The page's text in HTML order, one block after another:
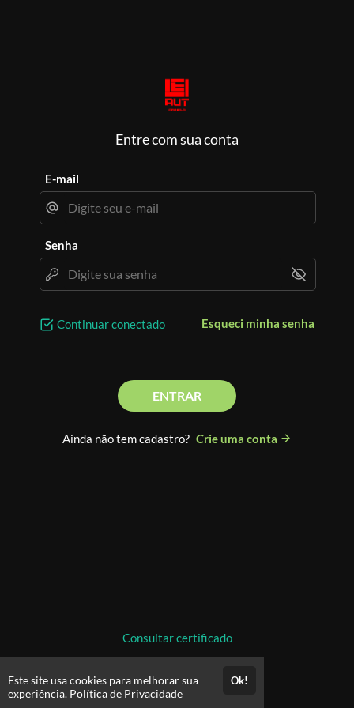
Entre com sua conta
E-mail
Senha
Continuar conectado Esqueci minha senha
ENTRAR
Ainda não tem cadastro? Crie uma conta
Consultar certificado
Este site usa cookies para melhorar sua
experiência. Política de Privacidade
Ok!